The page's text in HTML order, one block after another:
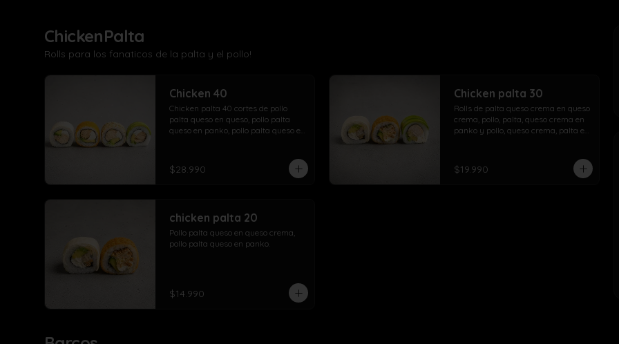
ChickenPalta
Rolls para los fanaticos de la palta y el pollo!
Chicken 40
Chicken palta 40 cortes de pollo
palta queso en queso, pollo palta
queso en panko, pollo palta queso en
$28.990
Chicken palta 30
Rolls de palta queso crema en queso
crema, pollo, palta, queso crema en
panko y pollo, queso crema, palta en
$19.990
chicken palta 20
Pollo palta queso en queso crema,
pollo palta queso en panko.
$14.990